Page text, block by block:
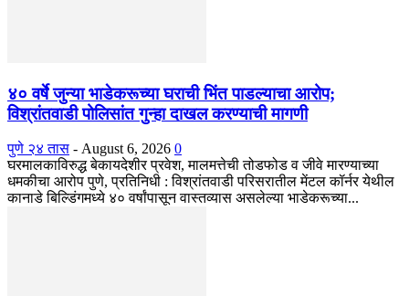
४० वर्षे जुन्या भाडेकरूच्या घराची भिंत पाडल्याचा आरोप;
विश्रांतवाडी पोलिसांत गुन्हा दाखल करण्याची मागणी
पुणे २४ तास - August 6, 2026 0
घरमालकाविरुद्ध बेकायदेशीर प्रवेश, मालमत्तेची तोडफोड व जीवे मारण्याच्या
धमकीचा आरोप पुणे, प्रतिनिधी : विश्रांतवाडी परिसरातील मेंटल कॉर्नर येथील
कानाडे बिल्डिंगमध्ये ४० वर्षांपासून वास्तव्यास असलेल्या भाडेकरूच्या...